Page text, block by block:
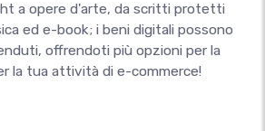
a opere d'arte, da scritti protetti
ed e-book; i beni digitali possono
offrendoti più opzioni per la
la tua attività di e-commerce!